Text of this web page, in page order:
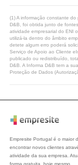
(1) A informação constante
D&B, foi obtida junto de
atividade empresarial do ENI
utilizá-la dentro do âmbito
detete algum erro poderá
Serviço de Apoio ao Cliente
publicado ou redistribuído,
D&B. A Informa D&B tem a
Proteção de Dados
Empresite Portugal é o maior
encontrar novos clientes
atividade da sua empresa.